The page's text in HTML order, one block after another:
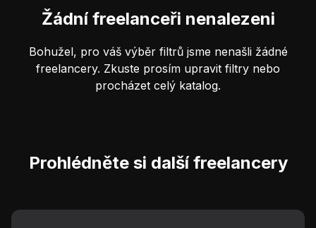
Žádní freelanceři nenalezeni
Bohužel, pro váš výběr filtrů jsme nenašli žádné
freelancery. Zkuste prosím upravit filtry nebo
procházet celý katalog.
Prohlédněte si další freelancery